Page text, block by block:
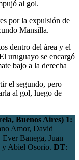
al gol.
por la expulsión de
Mansilla.
dentro del área y el
uruguayo se encargó
bajo a la derecha
el segundo, pero
al gol, luego de
Buenos Aires) 1:
Amor, David
Banega, Juan
y Abiel Osorio. DT: